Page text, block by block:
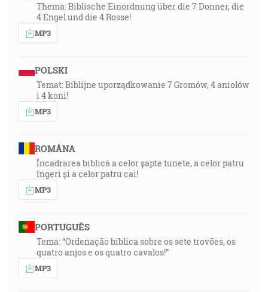
Thema: Biblische Einordnung über die 7 Donner, die
4 Engel und die 4 Rosse!
MP3
POLSKI
Temat: Biblijne uporządkowanie 7 Gromów, 4 aniołów
i 4 koni!
MP3
ROMÂNA
Încadrarea biblică a celor șapte tunete, a celor patru
îngeri și a celor patru cai!
MP3
PORTUGUÊS
Tema: “Ordenação bíblica sobre os sete trovões, os
quatro anjos e os quatro cavalos!”
MP3